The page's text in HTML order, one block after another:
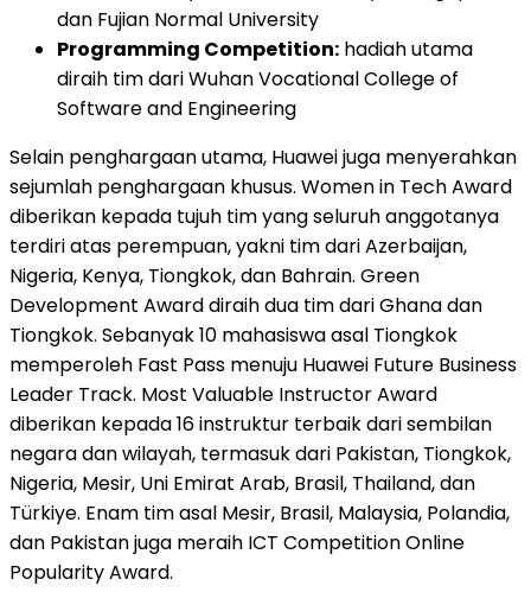
dan Fujian Normal University
Programming Competition: hadiah utama
diraih tim dari Wuhan Vocational College of
Software and Engineering
Selain penghargaan utama, Huawei juga menyerahkan
sejumlah penghargaan khusus. Women in Tech Award
diberikan kepada tujuh tim yang seluruh anggotanya
terdiri atas perempuan, yakni tim dari Azerbaijan,
Nigeria, Kenya, Tiongkok, dan Bahrain. Green
Development Award diraih dua tim dari Ghana dan
Tiongkok. Sebanyak 10 mahasiswa asal Tiongkok
memperoleh Fast Pass menuju Huawei Future Business
Leader Track. Most Valuable Instructor Award
diberikan kepada 16 instruktur terbaik dari sembilan
negara dan wilayah, termasuk dari Pakistan, Tiongkok,
Nigeria, Mesir, Uni Emirat Arab, Brasil, Thailand, dan
Türkiye. Enam tim asal Mesir, Brasil, Malaysia, Polandia,
dan Pakistan juga meraih ICT Competition Online
Popularity Award.